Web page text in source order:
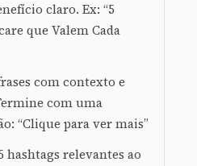
claro. Ex: “5
que Valem Cada
com contexto e
com uma
“Clique para ver mais”
hashtags relevantes ao